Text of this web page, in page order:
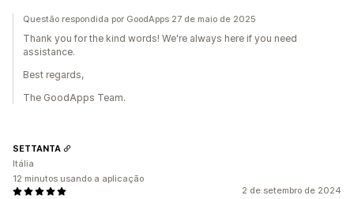
Questão respondida por GoodApps 27 de maio de 2025
Thank you for the kind words! We're always here if you need
assistance.
Best regards,
The GoodApps Team.
2 de setembro de 2024
SETTANTA
Itália
12 minutos usando a aplicação